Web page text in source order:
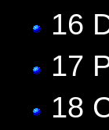
16
17
18